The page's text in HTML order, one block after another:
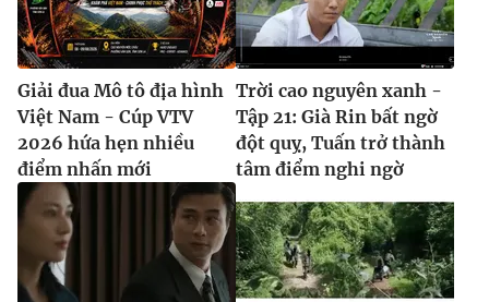
Giải đua Mô tô địa hình
Việt Nam - Cúp VTV
2026 hứa hẹn nhiều
điểm nhấn mới
Trời cao nguyên xanh -
Tập 21: Già Rin bất ngờ
đột quỵ, Tuấn trở thành
tâm điểm nghi ngờ